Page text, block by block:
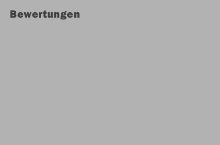
Bewertungen